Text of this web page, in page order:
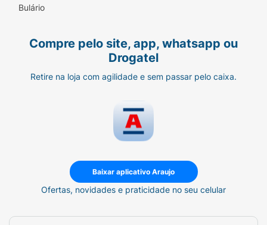
Bulário
Compre pelo site, app, whatsapp ou
Drogatel
Retire na loja com agilidade e sem passar pelo caixa.
Baixar aplicativo Araujo
Ofertas, novidades e praticidade no seu celular